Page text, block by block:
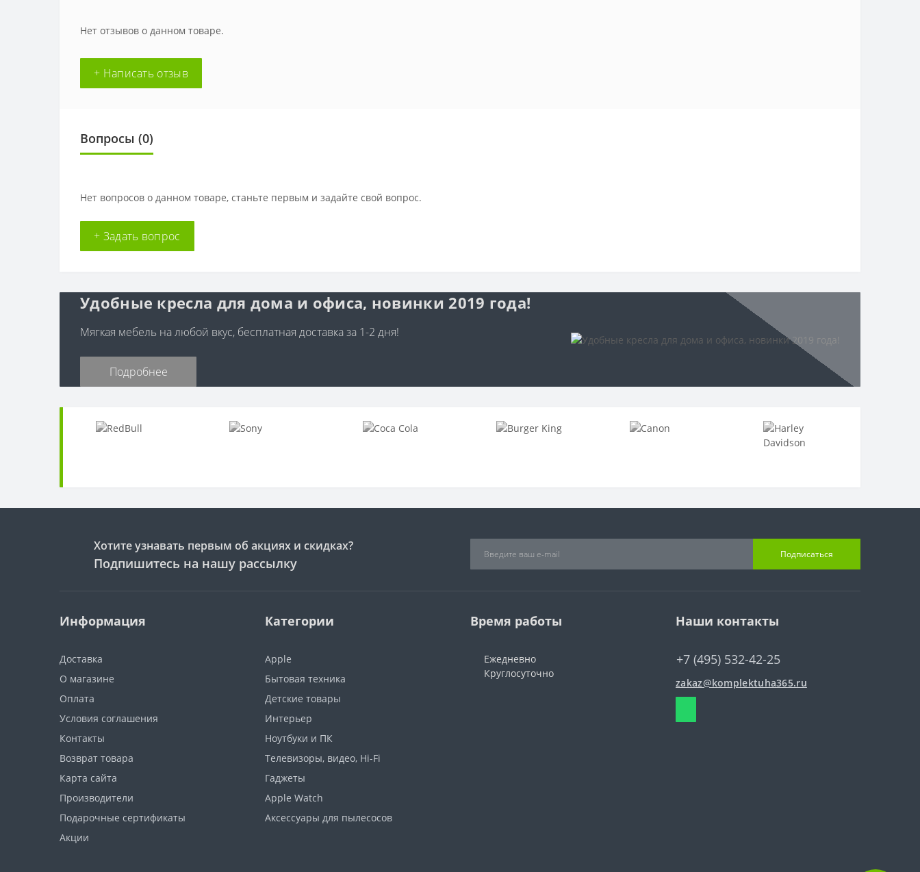
Нет отзывов о данном товаре.
+ Написать отзыв
Вопросы (0)
Нет вопросов о данном товаре, станьте первым и задайте свой вопрос.
+ Задать вопрос
Удобные кресла для дома и офиса, новинки 2019 года!
Мягкая мебель на любой вкус, бесплатная доставка за 1-2 дня!
Подробнее
Хотите узнавать первым об акциях и скидках?
Подпишитесь на нашу рассылку
Подписаться
Информация
Доставка
О магазине
Оплата
Условия соглашения
Контакты
Возврат товара
Карта сайта
Производители
Подарочные сертификаты
Акции
Категории
Apple
Бытовая техника
Детские товары
Интерьер
Ноутбуки и ПК
Телевизоры, видео, Hi-Fi
Гаджеты
Apple Watch
Аксессуары для пылесосов
Время работы
Ежедневно
Круглосуточно
Наши контакты
+7 (495) 532-42-25
zakaz@komplektuha365.ru